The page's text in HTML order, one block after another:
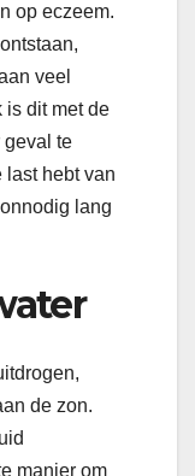
op eczeem.
veel
is dit met de
geval te
last hebt van
lang
de zon.
manier om